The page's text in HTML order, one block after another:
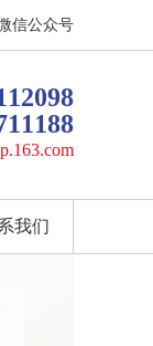
信公众号
我们